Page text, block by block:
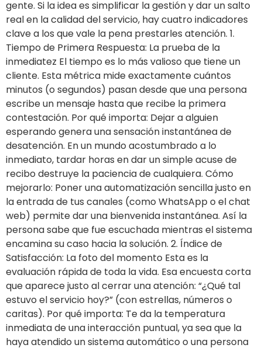
gente. Si la idea es simplificar la gestión y dar un salto
real en la calidad del servicio, hay cuatro indicadores
clave a los que vale la pena prestarles atención. 1.
Tiempo de Primera Respuesta: La prueba de la
inmediatez El tiempo es lo más valioso que tiene un
cliente. Esta métrica mide exactamente cuántos
minutos (o segundos) pasan desde que una persona
escribe un mensaje hasta que recibe la primera
contestación. Por qué importa: Dejar a alguien
esperando genera una sensación instantánea de
desatención. En un mundo acostumbrado a lo
inmediato, tardar horas en dar un simple acuse de
recibo destruye la paciencia de cualquiera. Cómo
mejorarlo: Poner una automatización sencilla justo en
la entrada de tus canales (como WhatsApp o el chat
web) permite dar una bienvenida instantánea. Así la
persona sabe que fue escuchada mientras el sistema
encamina su caso hacia la solución. 2. Índice de
Satisfacción: La foto del momento Esta es la
evaluación rápida de toda la vida. Esa encuesta corta
que aparece justo al cerrar una atención: “¿Qué tal
estuvo el servicio hoy?” (con estrellas, números o
caritas). Por qué importa: Te da la temperatura
inmediata de una interacción puntual, ya sea que la
haya atendido un sistema automático o una persona